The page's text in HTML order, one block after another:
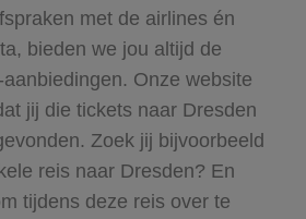
met de airlines én
bieden we jou altijd de
Onze website
jij die tickets naar Dresden
Zoek jij bijvoorbeeld
reis naar Dresden? En
tijdens deze reis over te